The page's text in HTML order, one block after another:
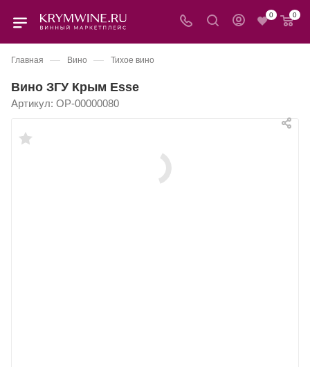
0 0
Главная — Вино — Тихое вино
Вино ЗГУ Крым Esse
Артикул: OP-00000080